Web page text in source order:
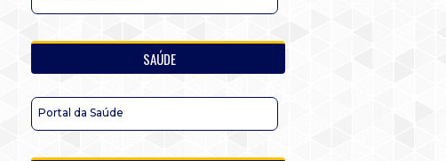
SAÚDE
Portal da Saúde